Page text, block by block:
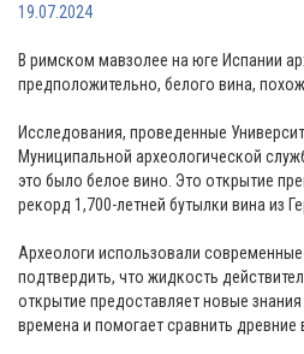
19.07.2024
В римском мавзолее на юге Испании
предположительно, белого вина,
Исследования, проведенные
Муниципальной археологической
это было белое вино. Это открытие
рекорд 1,700-летней бутылки вина из
Археологи использовали
подтвердить, что жидкость
открытие предоставляет новые
времена и помогает сравнить